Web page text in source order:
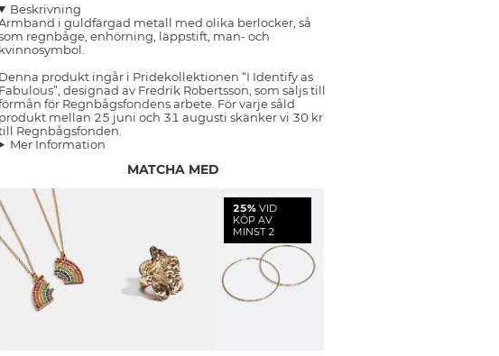
Beskrivning
i guldfärgad metall med olika berlocker, så
regnbåge, enhörning, läppstift, man- och
kvinnosymbol.
Denna produkt ingår i Pridekollektionen “I Identify as
Fabulous”, designad av Fredrik Robertsson, som säljs till
för Regnbågsfondens arbete. För varje såld
produkt mellan 25 juni och 31 augusti skänker vi 30 kr
Regnbågsfonden.
Mer Information
MATCHA MED
25% VID
KÖP AV
MINST 2